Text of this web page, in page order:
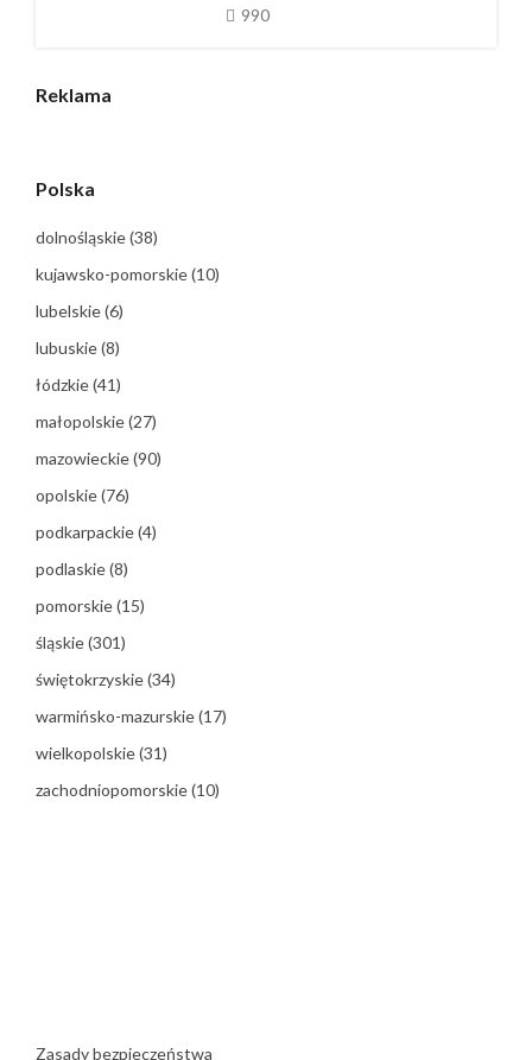
990
Reklama
Polska
dolnośląskie(38)
kujawsko-pomorskie(10)
lubelskie(6)
lubuskie(8)
łódzkie(41)
małopolskie(27)
mazowieckie(90)
opolskie(76)
podkarpackie(4)
podlaskie(8)
pomorskie(15)
śląskie(301)
świętokrzyskie(34)
warmińsko-mazurskie(17)
wielkopolskie(31)
zachodniopomorskie(10)
Zasady bezpieczeństwa